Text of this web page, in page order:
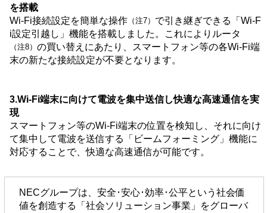
を搭載
Wi-Fi接続設定を簡単な操作（注7） で引き継ぎできる「Wi-F
i設定引越し」機能を搭載しました。これによりルータ
（注8） の買い替えにあたり、スマートフォン等の各Wi-Fi端
末の新たな接続設定が不要となります。
3.Wi-Fi端末に向けて電波を集中送信し快適な高速通信を実
現
スマートフォン等のWi-Fi端末の位置を検知し、それに向け
て集中して電波を送信する「ビームフォーミング」機能に
対応することで、快適な高速通信が可能です。
NECグループは、安全･安心･効率･公平という社会価
値を創造する「社会ソリューション事業」をグローバ